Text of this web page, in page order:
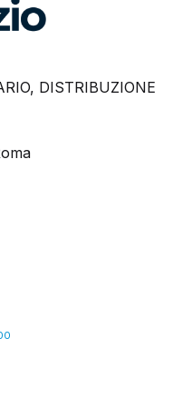
DISTRIBUZIONE